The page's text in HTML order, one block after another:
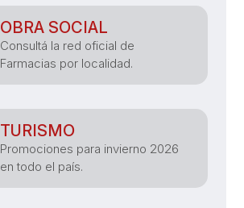
OBRA SOCIAL
Consultá la red oficial de
Farmacias por localidad.
TURISMO
Promociones para invierno 2026
en todo el país.